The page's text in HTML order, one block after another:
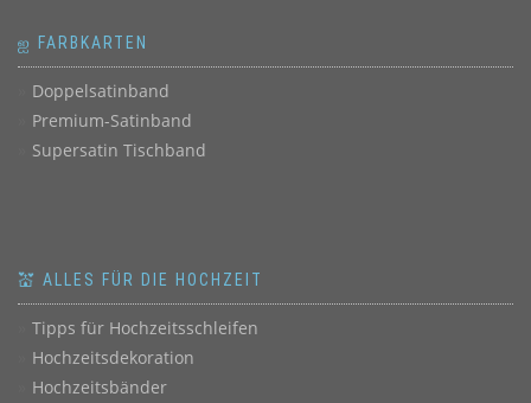
ஐ FARBKARTEN
Doppelsatinband
Premium-Satinband
Supersatin Tischband
💒 ALLES FÜR DIE HOCHZEIT
Tipps für Hochzeitsschleifen
Hochzeitsdekoration
Hochzeitsbänder